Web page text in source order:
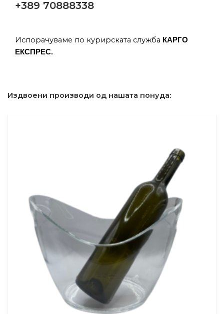
+389 70888338
Испорачуваме по курирската служба КАРГО
ЕКСПРЕС.
Издвоени производи од нашата понуда: